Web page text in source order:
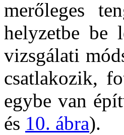
merőleges
helyzetbe be
vizsgálati
csatlakozik,
egybe van
és 10. ábra).